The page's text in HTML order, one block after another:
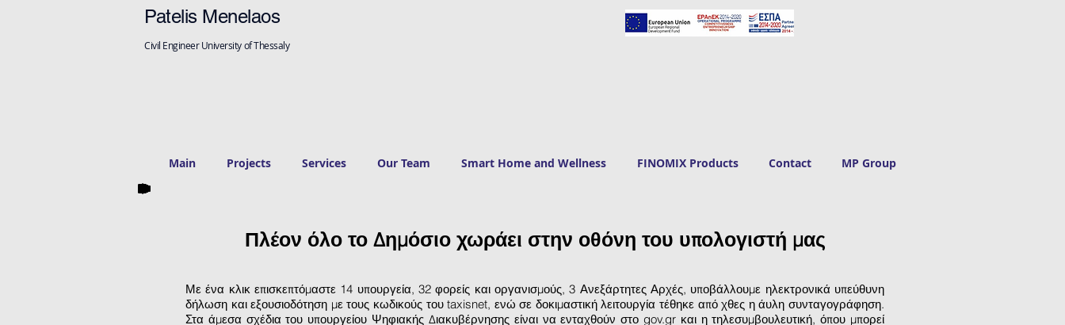
Patelis Menelaos
Civil Engineer University of Thessaly
Main Projects Services Our Team Smart Home and Wellness FINOMIX Products Contact MP Group
Πλέον όλο το Δημόσιο χωράει στην οθόνη του υπολογιστή μας
Με ένα κλικ επισκεπτόμαστε 14 υπουργεία, 32 φορείς και οργανισμούς, 3 Ανεξάρτητες Αρχές, υποβάλλουμε ηλεκτρονικά υπεύθυνη
δήλωση και εξουσιοδότηση με τους κωδικούς του taxisnet, ενώ σε δοκιμαστική λειτουργία τέθηκε από χθες η άυλη συνταγογράφηση.
Στα άμεσα σχέδια του υπουργείου Ψηφιακής Διακυβέρνησης είναι να ενταχθούν στο gov.gr και η τηλεσυμβουλευτική, όπου μπορεί